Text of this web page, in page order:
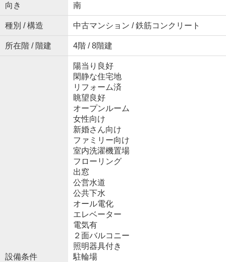
向き 南
種別 / 構造 中古マンション / 鉄筋コンクリート
所在階 / 階建 4階 / 8階建
設備条件
陽当り良好
閑静な住宅地
リフォーム済
眺望良好
オープンルーム
女性向け
新婚さん向け
ファミリー向け
室内洗濯機置場
フローリング
出窓
公営水道
公共下水
オール電化
エレベーター
電気有
２面バルコニー
照明器具付き
駐輪場